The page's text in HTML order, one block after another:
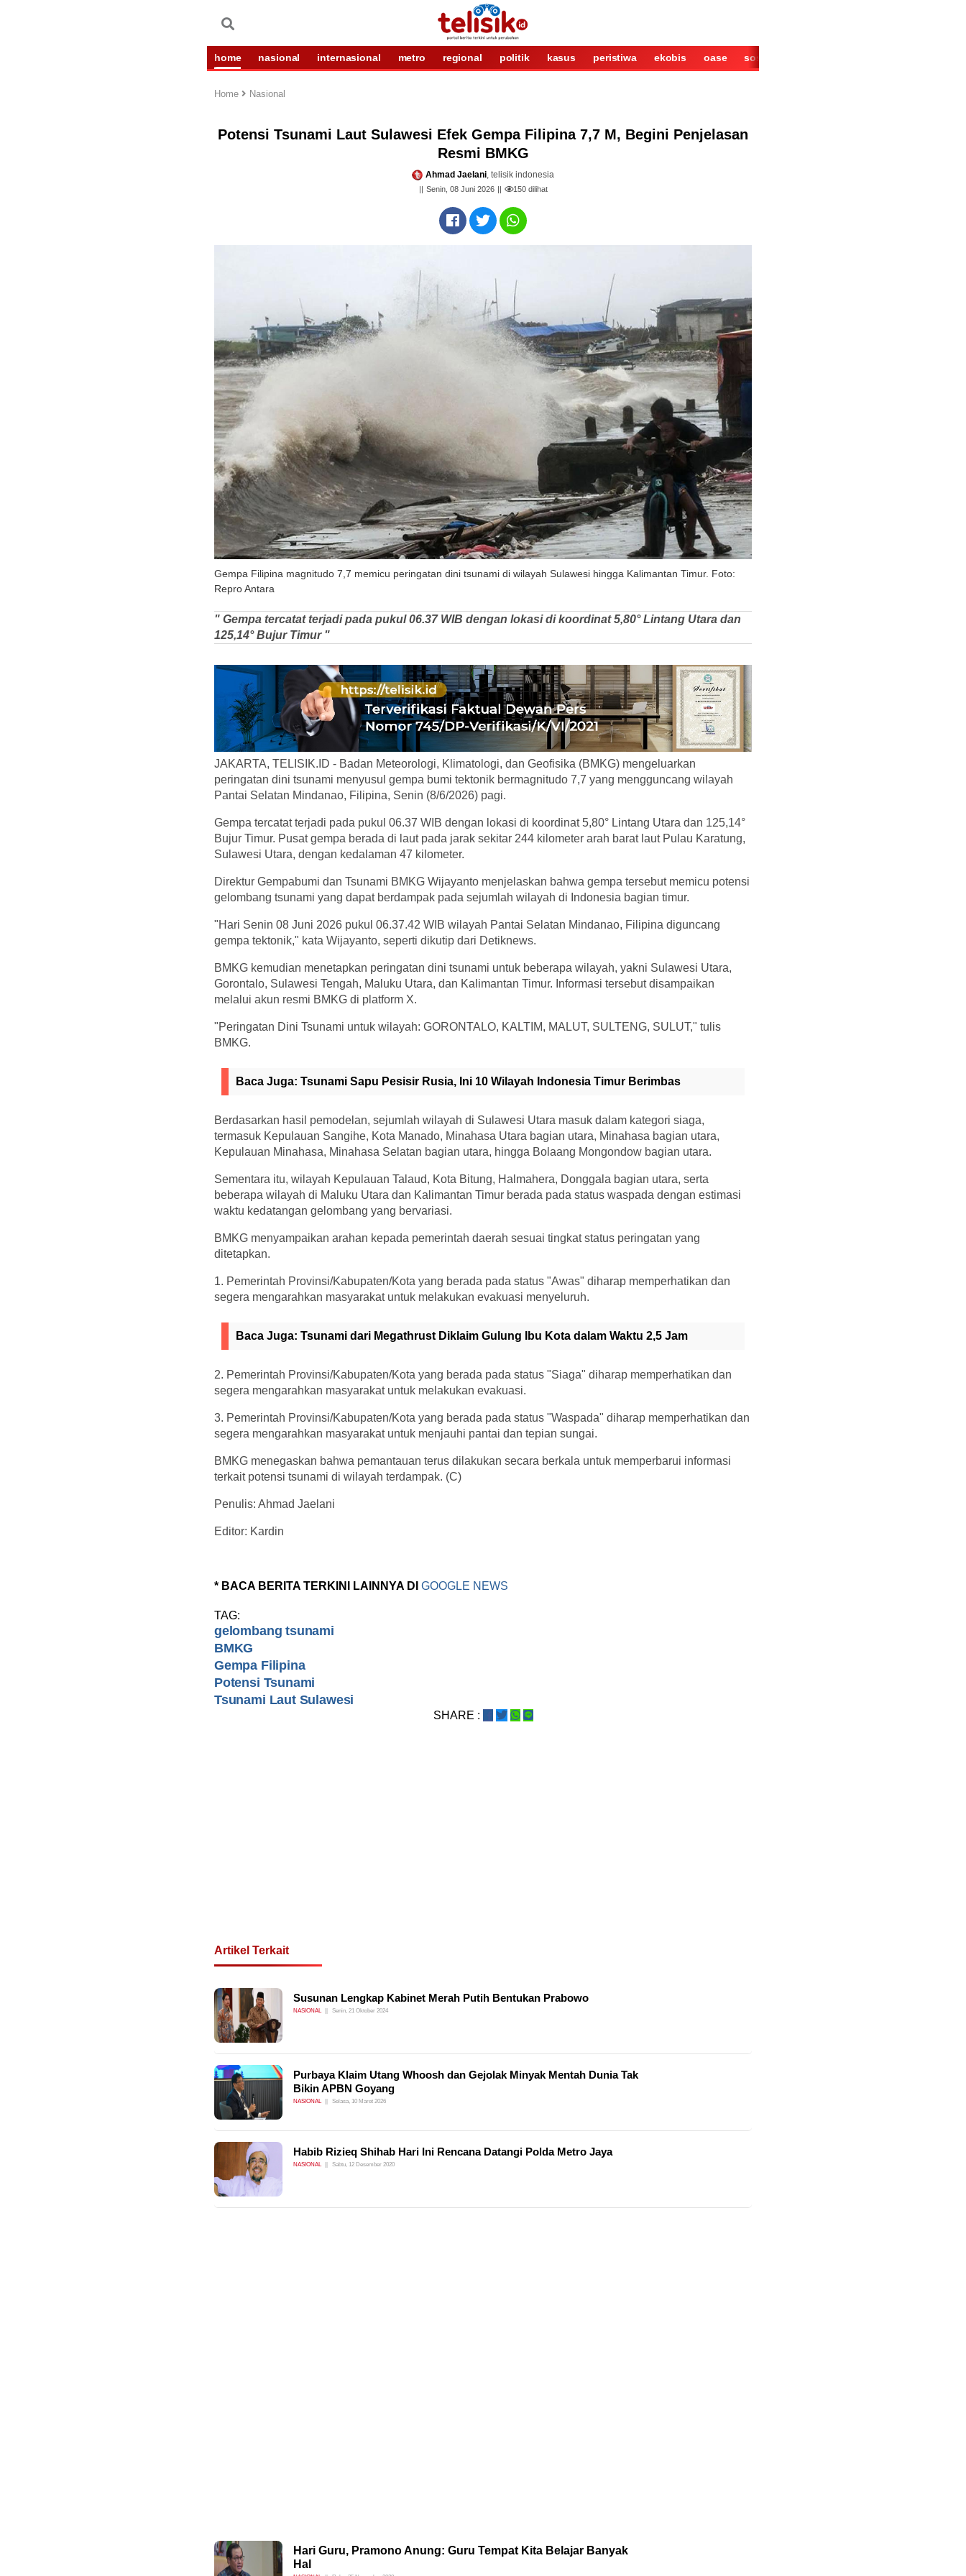
home nasional internasional metro regional politik kasus peristiwa ekobis oase sosok
Home Nasional
Potensi Tsunami Laut Sulawesi Efek Gempa Filipina 7,7 M, Begini Penjelasan
Resmi BMKG
Ahmad Jaelani, telisik indonesia
Senin, 08 Juni 2026 150dilihat
Gempa Filipina magnitudo 7,7 memicu peringatan dini tsunami di wilayah Sulawesi hingga Kalimantan Timur. Foto:
Repro Antara
" Gempa tercatat terjadi pada pukul 06.37 WIB dengan lokasi di koordinat 5,80° Lintang Utara dan
125,14° Bujur Timur "
JAKARTA, TELISIK.ID - Badan Meteorologi, Klimatologi, dan Geofisika (BMKG) mengeluarkan
peringatan dini tsunami menyusul gempa bumi tektonik bermagnitudo 7,7 yang mengguncang wilayah
Pantai Selatan Mindanao, Filipina, Senin (8/6/2026) pagi.
Gempa tercatat terjadi pada pukul 06.37 WIB dengan lokasi di koordinat 5,80° Lintang Utara dan 125,14°
Bujur Timur. Pusat gempa berada di laut pada jarak sekitar 244 kilometer arah barat laut Pulau Karatung,
Sulawesi Utara, dengan kedalaman 47 kilometer.
Direktur Gempabumi dan Tsunami BMKG Wijayanto menjelaskan bahwa gempa tersebut memicu potensi
gelombang tsunami yang dapat berdampak pada sejumlah wilayah di Indonesia bagian timur.
"Hari Senin 08 Juni 2026 pukul 06.37.42 WIB wilayah Pantai Selatan Mindanao, Filipina diguncang
gempa tektonik," kata Wijayanto, seperti dikutip dari Detiknews.
BMKG kemudian menetapkan peringatan dini tsunami untuk beberapa wilayah, yakni Sulawesi Utara,
Gorontalo, Sulawesi Tengah, Maluku Utara, dan Kalimantan Timur. Informasi tersebut disampaikan
melalui akun resmi BMKG di platform X.
"Peringatan Dini Tsunami untuk wilayah: GORONTALO, KALTIM, MALUT, SULTENG, SULUT," tulis
BMKG.
Baca Juga: Tsunami Sapu Pesisir Rusia, Ini 10 Wilayah Indonesia Timur Berimbas
Berdasarkan hasil pemodelan, sejumlah wilayah di Sulawesi Utara masuk dalam kategori siaga,
termasuk Kepulauan Sangihe, Kota Manado, Minahasa Utara bagian utara, Minahasa bagian utara,
Kepulauan Minahasa, Minahasa Selatan bagian utara, hingga Bolaang Mongondow bagian utara.
Sementara itu, wilayah Kepulauan Talaud, Kota Bitung, Halmahera, Donggala bagian utara, serta
beberapa wilayah di Maluku Utara dan Kalimantan Timur berada pada status waspada dengan estimasi
waktu kedatangan gelombang yang bervariasi.
BMKG menyampaikan arahan kepada pemerintah daerah sesuai tingkat status peringatan yang
ditetapkan.
1. Pemerintah Provinsi/Kabupaten/Kota yang berada pada status "Awas" diharap memperhatikan dan
segera mengarahkan masyarakat untuk melakukan evakuasi menyeluruh.
Baca Juga: Tsunami dari Megathrust Diklaim Gulung Ibu Kota dalam Waktu 2,5 Jam
2. Pemerintah Provinsi/Kabupaten/Kota yang berada pada status "Siaga" diharap memperhatikan dan
segera mengarahkan masyarakat untuk melakukan evakuasi.
3. Pemerintah Provinsi/Kabupaten/Kota yang berada pada status "Waspada" diharap memperhatikan dan
segera mengarahkan masyarakat untuk menjauhi pantai dan tepian sungai.
BMKG menegaskan bahwa pemantauan terus dilakukan secara berkala untuk memperbarui informasi
terkait potensi tsunami di wilayah terdampak. (C)
Penulis: Ahmad Jaelani
Editor: Kardin
* BACA BERITA TERKINI LAINNYA DI GOOGLE NEWS
TAG:
gelombang tsunami
BMKG
Gempa Filipina
Potensi Tsunami
Tsunami Laut Sulawesi
SHARE :
Artikel Terkait
Susunan Lengkap Kabinet Merah Putih Bentukan Prabowo
NASIONAL Senin, 21 Oktober 2024
Purbaya Klaim Utang Whoosh dan Gejolak Minyak Mentah Dunia Tak
Bikin APBN Goyang
NASIONAL Selasa, 10 Maret 2026
Habib Rizieq Shihab Hari Ini Rencana Datangi Polda Metro Jaya
NASIONAL Sabtu, 12 Desember 2020
Hari Guru, Pramono Anung: Guru Tempat Kita Belajar Banyak
Hal